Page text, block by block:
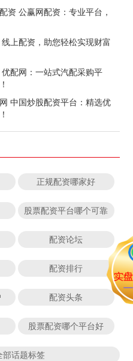
资 公赢网配资：专业平台，
上配资，助您轻松实现财富
配网：一站式汽配采购平
中国炒股配资平台：精选优
正规配资哪家好
股票配资平台哪个可靠
配资论坛
配资排行
配资头条
股票配资哪个平台好
部话题标签